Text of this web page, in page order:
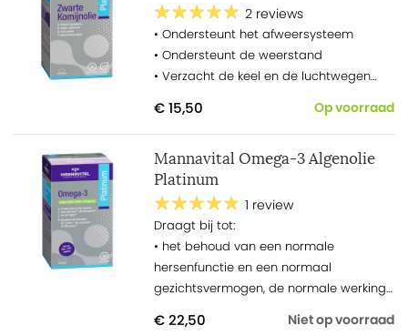
2 reviews
• Ondersteunt het afweersysteem
• Ondersteunt de weerstand
• Verzacht de keel en de luchtwegen
seizoensgebonden verschijnselen
• Ondersteunt de circulatie
• Draagt bij tot het behoud van een
normale glucosespiegel
• Verbetert het geheugen en
concentratievermogen
• Draagt bij tot soepele gewrichten
€ 15,50 Op voorraad
Mannavital Omega-3 Algenolie
Platinum
1 review
Draagt bij tot:
• het behoud van een normale
hersenfunctie en een normaal
gezichtsvermogen, de normale werking
€ 22,50 Niet op voorraad